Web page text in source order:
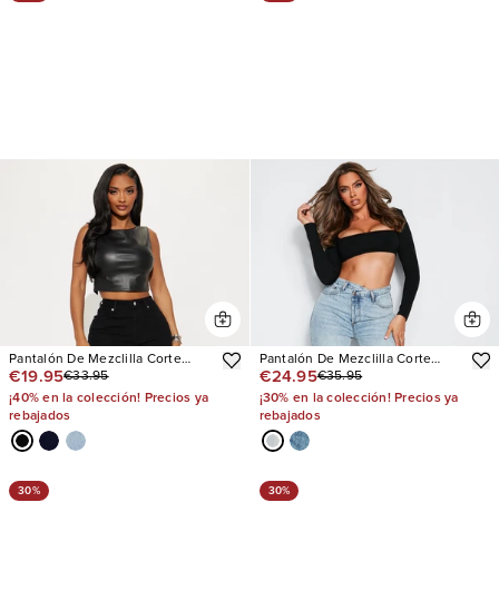
Pantalón De Mezclilla Corte
Recto You Belong With Me
Stretch Embellished
€19.95€33.95
¡40% en la colección! Precios ya
rebajados
Pantalón De Mezclilla Corte
Recto Tall Crossover
€24.95€35.95
¡30% en la colección! Precios ya
rebajados
30% 30%